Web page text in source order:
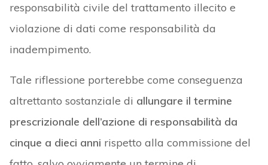
responsabilità civile del trattamento illecito e
violazione di dati come responsabilità da
inadempimento.
Tale riflessione porterebbe come conseguenza
altrettanto sostanziale di allungare il termine
prescrizionale dell’azione di responsabilità da
cinque a dieci anni rispetto alla commissione del